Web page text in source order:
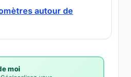
autour de
moi